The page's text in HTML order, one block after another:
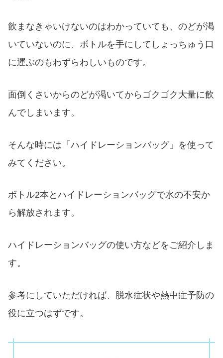
飲まなきゃいけないのはわかっていても、のどが渇
いていないのに、ボトルを手にしてしょっちゅう口
に運ぶのもわずらわしいものです。
面倒くさいからのどが渇いてからゴクゴク大量に飲
んでしまいます。
そんな時には「ハイドレーションバッグ」を使って
みてください。
ボトル2本とハイドレーションバッグで水の不安か
ら解放されます。
ハイドレーションバッグの使い方などをご紹介しま
す。
参考にしていただければ、脱水症状や熱中症予防の
役に立つはずです。